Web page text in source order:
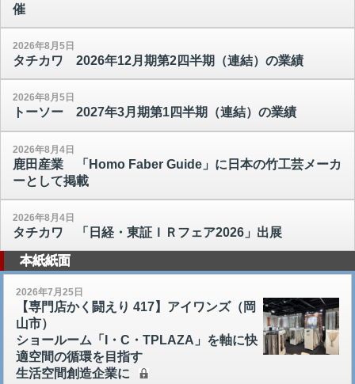
催
2026年8月5日
タチカワ 2026年12月期第2四半期（連結）の業績
2026年8月5日
トーソー 2027年3月期第1四半期（連結）の業績
2026年8月4日
鹿田産業 「Homo Faber Guide」に日本の竹工芸メーカ
ーとして掲載
2026年8月4日
タチカワ 「日経・東証ＩＲフェア2026」出展
本紙紙面
2026年7月25日
【専門店かく闘えり 417】アイワンズ（岡
山市）
ショールーム「I・C・TPLAZA」を軸に快
適空間の循環を目指す
生活空間創造企業に